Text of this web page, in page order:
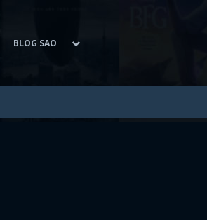
BLOG SAO